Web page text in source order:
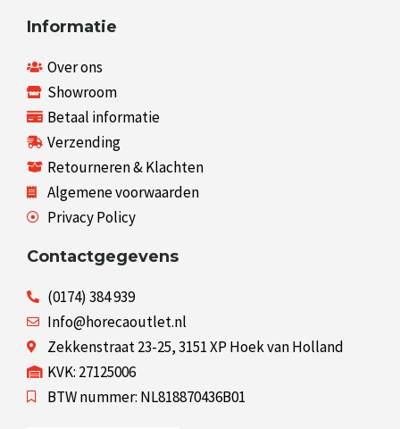
Informatie
Over ons
Showroom
Betaal informatie
Verzending
Retourneren & Klachten
Algemene voorwaarden
Privacy Policy
Contactgegevens
(0174) 384 939
Info@horecaoutlet.nl
Zekkenstraat 23-25, 3151 XP Hoek van Holland
KVK: 27125006
BTW nummer: NL818870436B01